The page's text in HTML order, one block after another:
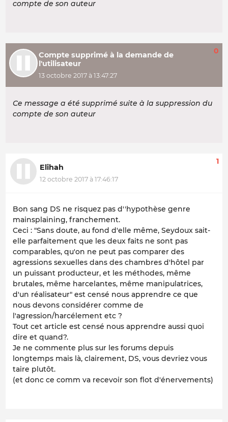
compte de son auteur
Compte supprimé à la demande de
l'utilisateur
13 octobre 2017 à 13:47:27
0
Ce message a été supprimé suite à la suppression du
compte de son auteur
Elihah
12 octobre 2017 à 17:46:17
1
Bon sang DS ne risquez pas d''hypothèse genre
mainsplaining, franchement.
Ceci : "Sans doute, au fond d'elle même, Seydoux sait-
elle parfaitement que les deux faits ne sont pas
comparables, qu'on ne peut pas comparer des
agressions sexuelles dans des chambres d'hôtel par
un puissant producteur, et les méthodes, même
brutales, même harcelantes, même manipulatrices,
d'un réalisateur" est censé nous apprendre ce que
nous devons considérer comme de
l'agression/harcélement etc ?
Tout cet article est censé nous apprendre aussi quoi
dire et quand?.
Je ne commente plus sur les forums depuis
longtemps mais là, clairement, DS, vous devriez vous
taire plutôt.
(et donc ce comm va recevoir son flot d'énervements)